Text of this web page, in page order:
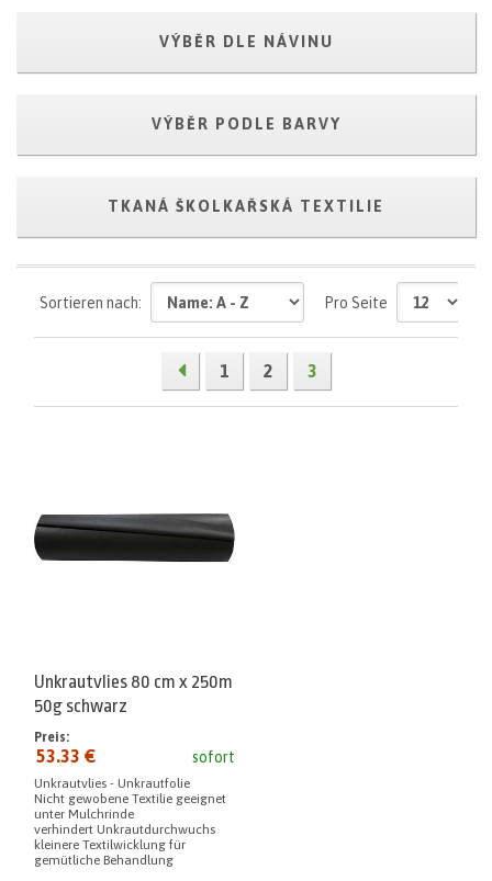
VÝBĚR DLE NÁVINU
VÝBĚR PODLE BARVY
TKANÁ ŠKOLKAŘSKÁ TEXTILIE
Sortieren nach: Pro Seite
1 2 3
Unkrautvlies 80 cm x 250m
50g schwarz
sofort
Preis:
53.33 €
Unkrautvlies - Unkrautfolie
Nicht gewobene Textilie geeignet
unter Mulchrinde
verhindert Unkrautdurchwuchs
kleinere Textilwicklung für
gemütliche Behandlung